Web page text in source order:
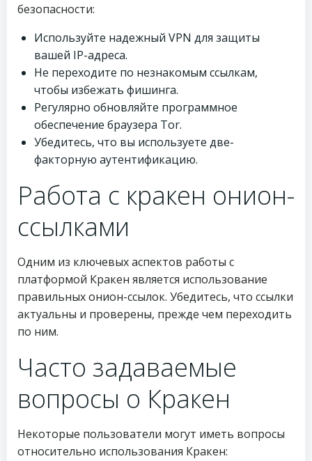
безопасности:
Используйте надежный VPN для защиты
вашей IP-адреса.
Не переходите по незнакомым ссылкам,
чтобы избежать фишинга.
Регулярно обновляйте программное
обеспечение браузера Tor.
Убедитесь, что вы используете две-
факторную аутентификацию.
Работа с кракен онион-
ссылками
Одним из ключевых аспектов работы с
платформой Кракен является использование
правильных онион-ссылок. Убедитесь, что ссылки
актуальны и проверены, прежде чем переходить
по ним.
Часто задаваемые
вопросы о Кракен
Некоторые пользователи могут иметь вопросы
относительно использования Кракен: